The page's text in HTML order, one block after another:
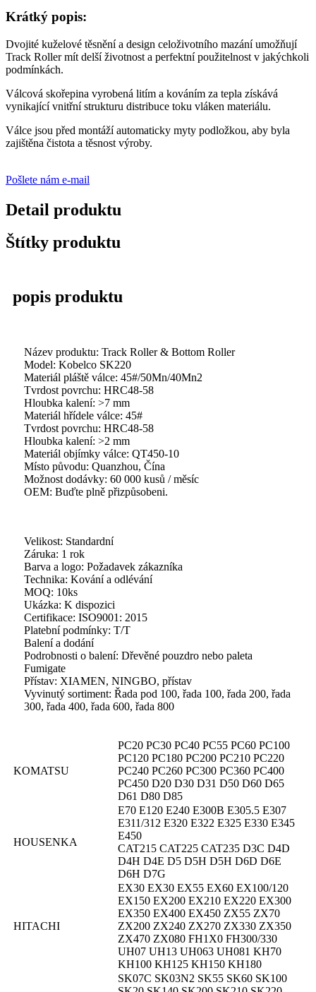
Krátký popis:
Dvojité kuželové těsnění a design celoživotního mazání umožňují
Track Roller mít delší životnost a perfektní použitelnost v jakýchkoli
podmínkách.
Válcová skořepina vyrobená litím a kováním za tepla získává
vynikající vnitřní strukturu distribuce toku vláken materiálu.
Válce jsou před montáží automaticky myty podložkou, aby byla
zajištěna čistota a těsnost výroby.
Pošlete nám e-mail
Detail produktu
Štítky produktu
popis produktu
Název produktu: Track Roller & Bottom Roller
Model: Kobelco SK220
Materiál pláště válce: 45#/50Mn/40Mn2
Tvrdost povrchu: HRC48-58
Hloubka kalení: >7 mm
Materiál hřídele válce: 45#
Tvrdost povrchu: HRC48-58
Hloubka kalení: >2 mm
Materiál objímky válce: QT450-10
Místo původu: Quanzhou, Čína
Možnost dodávky: 60 000 kusů / měsíc
OEM: Buďte plně přizpůsobeni.
Velikost: Standardní
Záruka: 1 rok
Barva a logo: Požadavek zákazníka
Technika: Kování a odlévání
MOQ: 10ks
Ukázka: K dispozici
Certifikace: ISO9001: 2015
Platební podmínky: T/T
Balení a dodání
Podrobnosti o balení: Dřevěné pouzdro nebo paleta
Fumigate
Přístav: XIAMEN, NINGBO, přístav
Vyvinutý sortiment: Řada pod 100, řada 100, řada 200, řada
300, řada 400, řada 600, řada 800
KOMATSU
PC20 PC30 PC40 PC55 PC60 PC100
PC120 PC180 PC200 PC210 PC220
PC240 PC260 PC300 PC360 PC400
PC450 D20 D30 D31 D50 D60 D65
D61 D80 D85
HOUSENKA
E70 E120 E240 E300B E305.5 E307
E311/312 E320 E322 E325 E330 E345
E450
CAT215 CAT225 CAT235 D3C D4D
D4H D4E D5 D5H D5H D6D D6E
D6H D7G
HITACHI
EX30 EX30 EX55 EX60 EX100/120
EX150 EX200 EX210 EX220 EX300
EX350 EX400 EX450 ZX55 ZX70
ZX200 ZX240 ZX270 ZX330 ZX350
ZX470 ZX080 FH1X0 FH300/330
UH07 UH13 UH063 UH081 KH70
KH100 KH125 KH150 KH180
SK07C SK03N2 SK55 SK60 SK100